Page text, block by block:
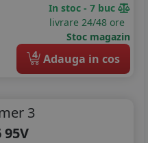
In stoc - 7 buc
livrare 24/48 ore
Stoc magazin
4 Adauga in cos
3
95V